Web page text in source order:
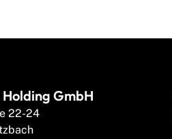
Holding GmbH
22-24